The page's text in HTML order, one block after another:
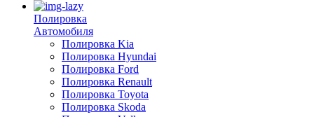
Полировка
Автомобиля
Полировка Kia
Полировка Hyundai
Полировка Ford
Полировка Renault
Полировка Toyota
Полировка Skoda